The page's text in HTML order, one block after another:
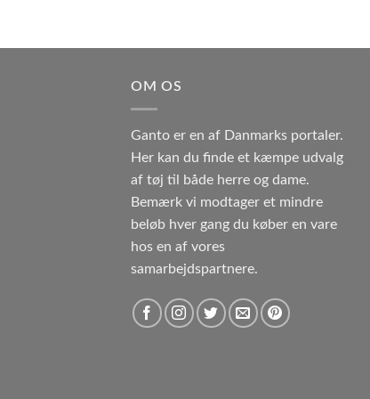
OM OS
Ganto er en af Danmarks portaler.
Her kan du finde et kæmpe udvalg
af tøj til både herre og dame.
Bemærk vi modtager et mindre
beløb hver gang du køber en vare
hos en af vores
samarbejdspartnere.